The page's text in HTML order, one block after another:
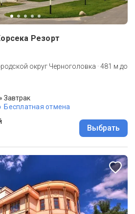
Резорт
округ Черноголовка ·481 м до
Бесплатная отмена
Выбрать